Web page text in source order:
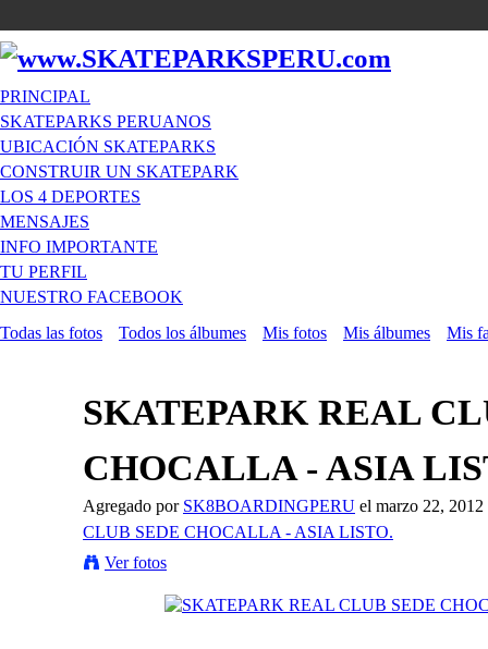
PRINCIPAL
SKATEPARKS PERUANOS
UBICACIÓN SKATEPARKS
CONSTRUIR UN SKATEPARK
LOS 4 DEPORTES
MENSAJES
INFO IMPORTANTE
TU PERFIL
NUESTRO FACEBOOK
Todas las fotos
Todos los álbumes Mis fotos Mis álbumes Mis
SKATEPARK REAL
CHOCALLA - ASIA
Agregado por SK8BOARDINGPERU el marzo 22,
CLUB SEDE CHOCALLA - ASIA LISTO.
Ver fotos